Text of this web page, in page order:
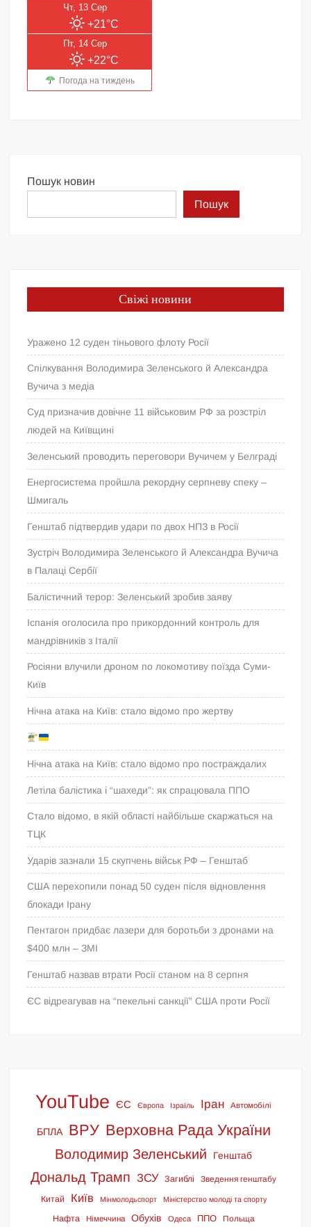
Чт, 13 Сер
+21°C
Пт, 14 Сер
+22°C
Погода на тиждень
Пошук новин
Пошук
Свіжі новини
Уражено 12 суден тіньового флоту Росії
Спілкування Володимира Зеленського й Александра
Вучича з медіа
Суд призначив довічне 11 військовим РФ за розстріл
людей на Київщині
Зеленський проводить переговори Вучичем у Белграді
Енергосистема пройшла рекордну серпневу спеку –
Шмигаль
Генштаб підтвердив удари по двох НПЗ в Росії
Зустріч Володимира Зеленського й Александра Вучича
в Палаці Сербії
Балістичний терор: Зеленський зробив заяву
Іспанія оголосила про прикордонний контроль для
мандрівників з Італії
Росіяни влучили дроном по локомотиву поїзда Суми-
Київ
Нічна атака на Київ: стало відомо про жертву
Нічна атака на Київ: стало відомо про постраждалих
Летіла балістика і “шахеди”: як спрацювала ППО
Стало відомо, в якій області найбільше скаржаться на
ТЦК
Ударів зазнали 15 скупчень військ РФ – Генштаб
США перехопили понад 50 суден після відновлення
блокади Ірану
Пентагон придбає лазери для боротьби з дронами на
$400 млн – ЗМІ
Генштаб назвав втрати Росії станом на 8 серпня
ЄС відреагував на “пекельні санкції” США проти Росії
YouTube ЄС Європа Ізраїль Іран Автомобілі
БПЛА ВРУ Верховна Рада України
Володимир Зеленський Генштаб
Дональд Трамп ЗСУ Загиблі Зведення генштабу
Китай Київ Мінмолодьспорт Міністерство молоді та спорту
Нафта Німеччина Обухів Одеса ППО Польща